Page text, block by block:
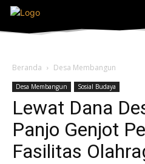
Beranda Desa Membangun
Desa Membangun Sosial Budaya
Lewat Dana
Panjo Genjot
Fasilitas